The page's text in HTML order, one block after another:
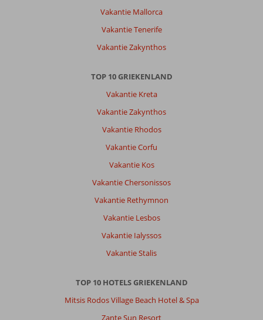
Vakantie Mallorca
Vakantie Tenerife
Vakantie Zakynthos
TOP 10 GRIEKENLAND
Vakantie Kreta
Vakantie Zakynthos
Vakantie Rhodos
Vakantie Corfu
Vakantie Kos
Vakantie Chersonissos
Vakantie Rethymnon
Vakantie Lesbos
Vakantie Ialyssos
Vakantie Stalis
TOP 10 HOTELS GRIEKENLAND
Mitsis Rodos Village Beach Hotel & Spa
Zante Sun Resort